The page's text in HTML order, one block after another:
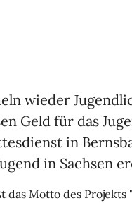
wieder
Geld für das
in
in Sachsen
das Motto des